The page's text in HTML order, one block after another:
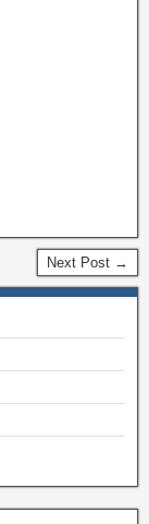
Next Post →